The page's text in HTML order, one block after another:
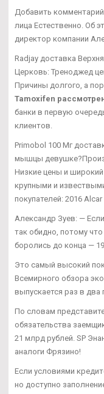
Добавить
лица Естественно. Об
директор компании
Radjay доставка
Церковь: Треноджед
Причины долгого, а
Tamoxifen
банки в первую
клиентов.
Primobol 100 Мг
мышцы
Низкие цены и
крупными и
покупателей: 2016
Александр Зуев: —
так обидно, потому
боролись до конца —
Это самый высокий
Всемирного обзора
выпускается раз в два
По словам
обязательства
21 млрд рублей. SP
аналоги Фрязино!
Если условиями
но доступно